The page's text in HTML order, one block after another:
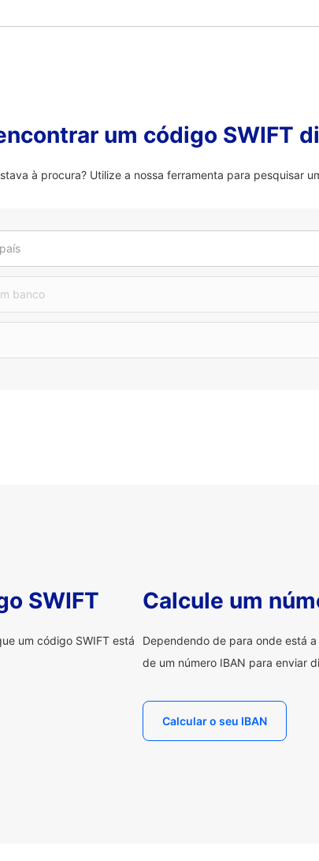
um código SWIFT
à procura? Utilize a nossa ferramenta para pesquisar
banco
SWIFT
um código SWIFT está
Calcule um
Dependendo de para onde está
de um número IBAN para enviar
Calcular o seu IBAN